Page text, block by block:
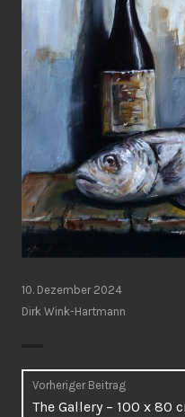
10. Dezember 2024
Dirk Wink-Hartmann
Vorheriger Beitrag
Vorheriger
The Gallery – 100 x 80